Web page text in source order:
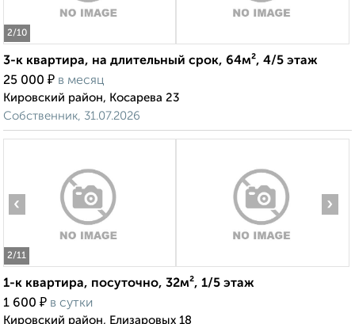
2/10
3-к квартира, на длительный срок, 64м², 4/5 этаж
25 000 ₽ в месяц
Кировский район, Косарева 23
Собственник, 31.07.2026
2/11
‹ ›
1-к квартира, посуточно, 32м², 1/5 этаж
1 600 ₽ в сутки
Кировский район, Елизаровых 18